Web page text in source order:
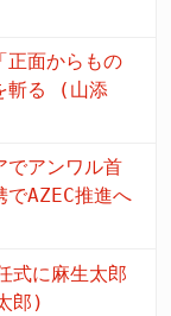
正面からもの
斬る (山添
でアンワル首
AZEC推進へ
式に麻生太郎
郎)